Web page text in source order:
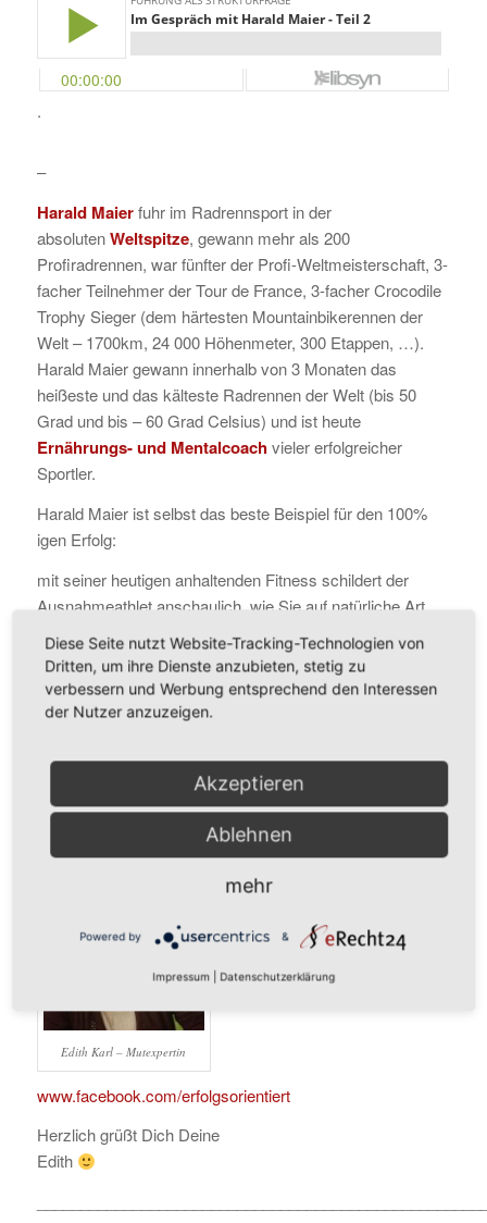
.
–
Harald Maierfuhr im Radrennsport in der
absolutenWeltspitze, gewann mehr als 200
Profiradrennen, war fünfter der Profi-Weltmeisterschaft, 3-
facher Teilnehmer der Tour de France, 3-facher Crocodile
Trophy Sieger (dem härtesten Mountainbikerennen der
Welt – 1700km, 24 000 Höhenmeter, 300 Etappen, …).
Harald Maier gewann innerhalb von 3 Monaten das
heißeste und das kälteste Radrennen der Welt (bis 50
Grad und bis – 60 Grad Celsius) und ist heute
Ernährungs- und Mentalcoachvieler erfolgreicher
Sportler.
Harald Maier ist selbst das beste Beispiel für den 100%
igen Erfolg:
mit seiner heutigen anhaltenden Fitness schildert der
Ausnahmeathlet anschaulich, wie Sie auf natürliche Art
und Weise Ihre Abwehrkräfte stärken und Ihrem Körper
das zuführen, was dieser benötigt.
Text:Susanne Dorner http://www.positiverleben.at
hm171160@yahoo.de
Edith Karl – Mutexpertin
Kommentare und Erfahrungen
zu diesem Thema im
Kommentarfeld unter diesem
Podcast, per eMail oder auch
www.facebook.com/erfolgsorientiert
Herzlich grüßt Dich Deine
Edith
Diese Seite nutzt Website-Tracking-Technologien von
Dritten, um ihre Dienste anzubieten, stetig zu
verbessern und Werbung entsprechend den Interessen
der Nutzer anzuzeigen.
Akzeptieren
Ablehnen
mehr
Powered by &
Impressum Datenschutzerklärung